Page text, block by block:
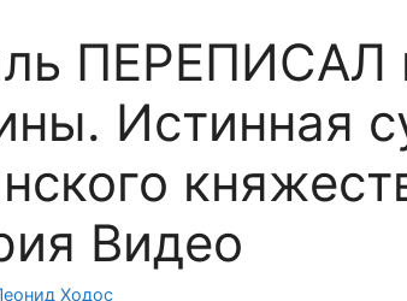
ПЕРЕПИСАЛ
Истинная
Видео
Ходос